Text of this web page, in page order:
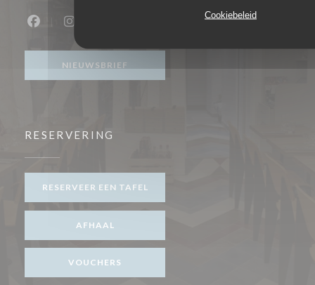
Cookiebeleid
Facebook ((opent in een nieuw venster))
Instagram ((opent in een nieuw venster))
NIEUWSBRIEF
RESERVERING
RESERVEER EEN TAFEL
AFHAAL
VOUCHERS